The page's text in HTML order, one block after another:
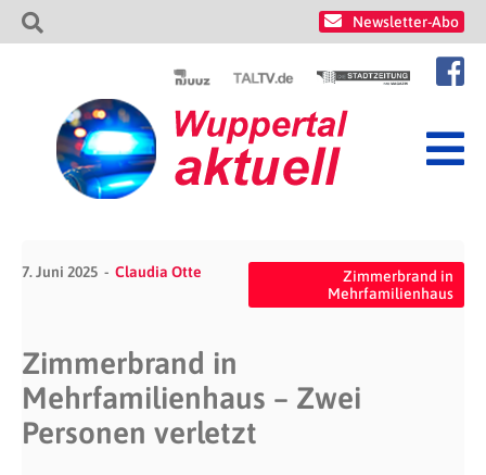
Newsletter-Abo
7. Juni 2025 Claudia Otte
Zimmerbrand in
Mehrfamilienhaus
Zimmerbrand in
Mehrfamilienhaus – Zwei
Personen verletzt